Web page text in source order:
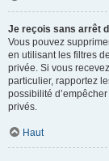
Je reçois sans arrêt
Vous pouvez
en utilisant les filtres
privée. Si vous
particulier, rapportez
possibilité
privés.
Haut